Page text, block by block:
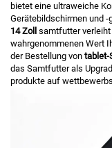
bietet eine ultraweiche
Gerätebildschirmen und -
14 Zoll samtfutter verleiht
wahrgenommenen Wert
der Bestellung von tablet-
das Samtfutter als
produkte auf